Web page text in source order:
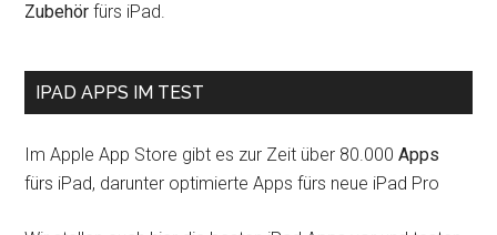
Zubehör fürs iPad.
IPAD APPS IM TEST
Im Apple App Store gibt es zur Zeit über 80.000Apps
fürs iPad, darunter optimierte Apps fürs neue iPad Pro